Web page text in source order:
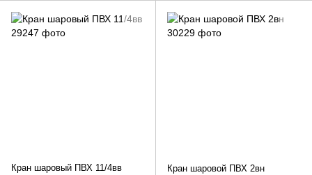
Кран шаровый ПВХ 11/4вв Кран шаровой ПВХ 2вн